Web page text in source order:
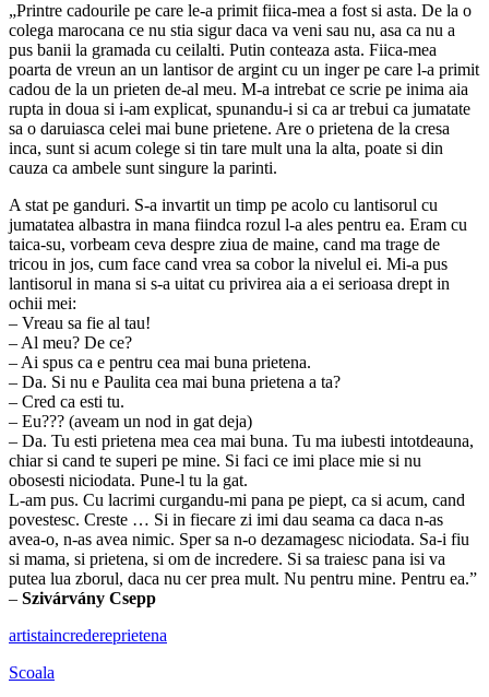
„Printre cadourile pe care le-a primit fiica-mea a fost si asta. De la o
colega marocana ce nu stia sigur daca va veni sau nu, asa ca nu a
pus banii la gramada cu ceilalti. Putin conteaza asta. Fiica-mea
poarta de vreun an un lantisor de argint cu un inger pe care l-a primit
cadou de la un prieten de-al meu. M-a intrebat ce scrie pe inima aia
rupta in doua si i-am explicat, spunandu-i si ca ar trebui ca jumatate
sa o daruiasca celei mai bune prietene. Are o prietena de la cresa
inca, sunt si acum colege si tin tare mult una la alta, poate si din
cauza ca ambele sunt singure la parinti.
A stat pe ganduri. S-a invartit un timp pe acolo cu lantisorul cu
jumatatea albastra in mana fiindca rozul l-a ales pentru ea. Eram cu
taica-su, vorbeam ceva despre ziua de maine, cand ma trage de
tricou in jos, cum face cand vrea sa cobor la nivelul ei. Mi-a pus
lantisorul in mana si s-a uitat cu privirea aia a ei serioasa drept in
ochii mei:
– Vreau sa fie al tau!
– Al meu? De ce?
– Ai spus ca e pentru cea mai buna prietena.
– Da. Si nu e Paulita cea mai buna prietena a ta?
– Cred ca esti tu.
– Eu??? (aveam un nod in gat deja)
– Da. Tu esti prietena mea cea mai buna. Tu ma iubesti intotdeauna,
chiar si cand te superi pe mine. Si faci ce imi place mie si nu
obosesti niciodata. Pune-l tu la gat.
L-am pus. Cu lacrimi curgandu-mi pana pe piept, ca si acum, cand
povestesc. Creste … Si in fiecare zi imi dau seama ca daca n-as
avea-o, n-as avea nimic. Sper sa n-o dezamagesc niciodata. Sa-i fiu
si mama, si prietena, si om de incredere. Si sa traiesc pana isi va
putea lua zborul, daca nu cer prea mult. Nu pentru mine. Pentru ea.”
– Szivárvány Csepp
artistaincredereprietena
Scoala